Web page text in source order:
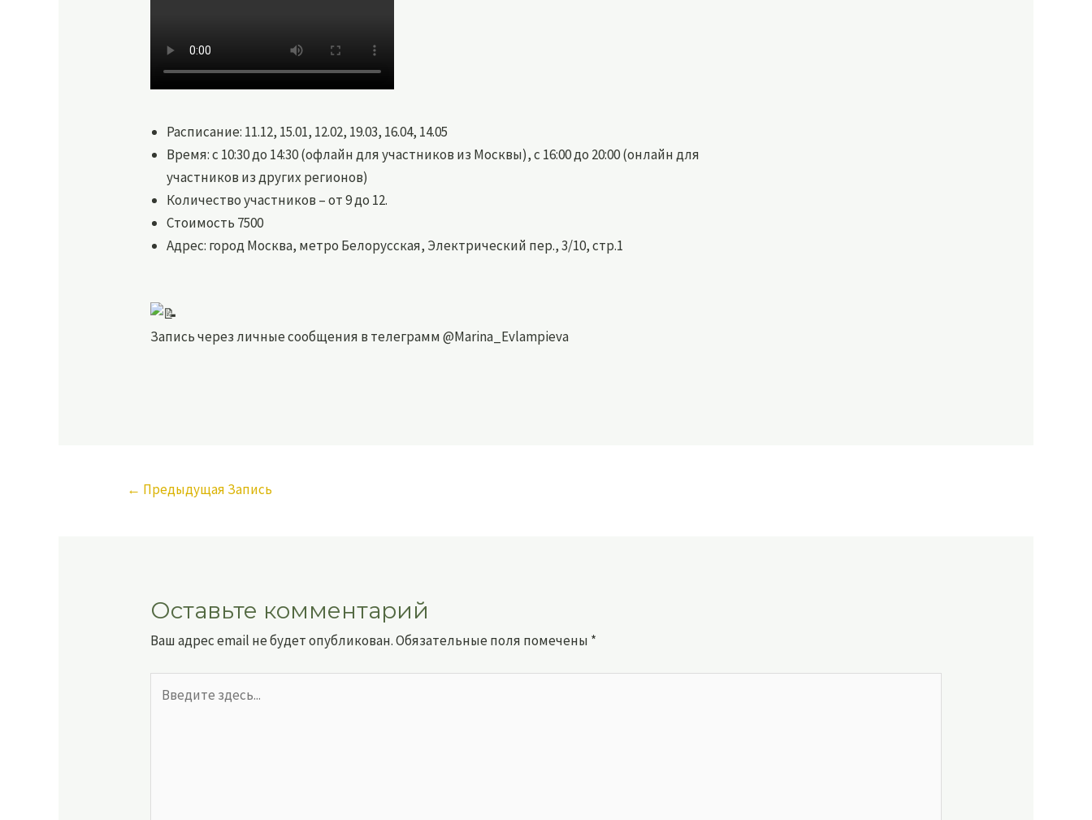
Расписание: 11.12, 15.01, 12.02, 19.03, 16.04, 14.05
Время: с 10:30 до 14:30 (офлайн для участников из Москвы), с 16:00 до 20:00 (онлайн для
участников из других регионов)
Количество участников – от 9 до 12.
Стоимость 7500
Адрес: город Москва, метро Белорусская, Электрический пер., 3/10, стр.1
Запись через личные сообщения в телеграмм @Marina_Evlampieva
← Предыдущая Запись
Оставьте комментарий
Ваш адрес email не будет опубликован.Обязательные поля помечены *
здесь...